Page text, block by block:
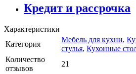
Кредит и рассрочка
Характеристики
Категория
Мебель для кухни,
стулья, Кухонные
Количество
отзывов
21